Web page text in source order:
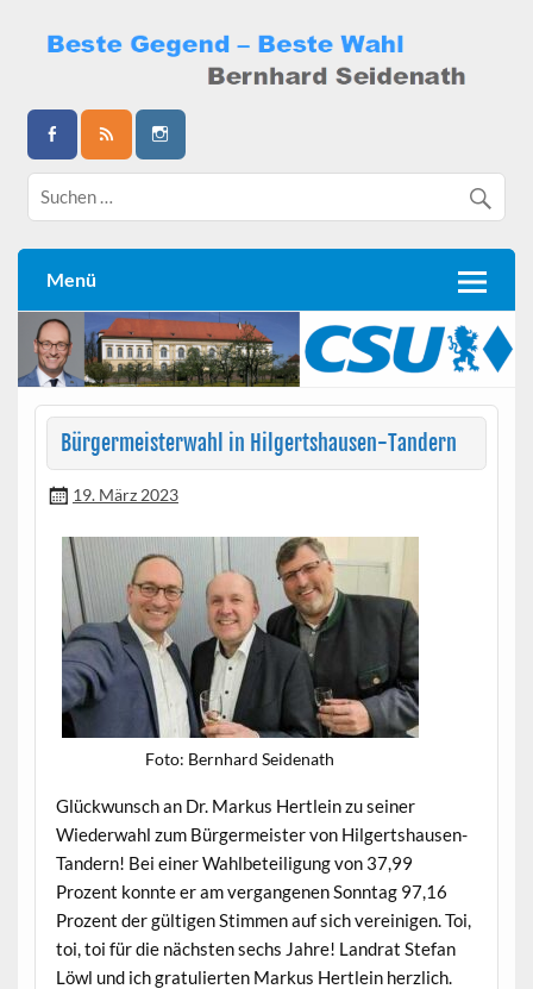
content
Bernhard Seidenath
Menü
Bürgermeisterwahl in Hilgertshausen-Tandern
19. März 2023
Foto: Bern­hard Seidenath
Glück­wun­sch an Dr. Markus Hertlein zu sein­er
Wieder­wahl zum Bürg­er­meis­ter von Hilgertshausen-
Tandern! Bei ein­er Wahlbeteili­gung von 37,99
Prozent kon­nte er am ver­gan­genen Son­ntag 97,16
Prozent der gülti­gen Stim­men auf sich vere­ini­gen. Toi,
toi, toi für die näch­sten sechs Jahre! Lan­drat Ste­fan
Löwl und ich grat­ulierten Markus Hertlein herzlich.